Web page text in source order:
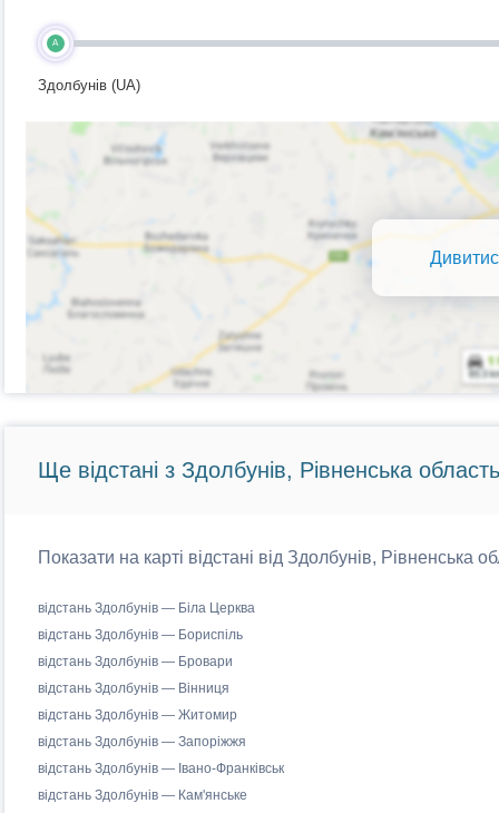
A
Здолбунів (UA)
Ще відстані з Здолбунів, Рівненська
Показати на карті відстані від Здолбунів, Рівненська
відстань Здолбунів — Біла Церква
відстань Здолбунів — Бориспіль
відстань Здолбунів — Бровари
відстань Здолбунів — Вінниця
відстань Здолбунів — Житомир
відстань Здолбунів — Запоріжжя
відстань Здолбунів — Івано-Франківськ
відстань Здолбунів — Кам'янське